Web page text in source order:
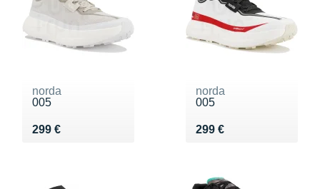
norda
005
299 €
Vendu 299 €
norda
005
299 €
Vendu 299 €